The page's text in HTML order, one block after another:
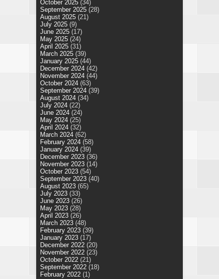
October 2025 (34)
September 2025 (28)
August 2025 (21)
July 2025 (9)
June 2025 (17)
May 2025 (24)
April 2025 (31)
March 2025 (39)
January 2025 (44)
December 2024 (42)
November 2024 (44)
October 2024 (63)
September 2024 (39)
August 2024 (34)
July 2024 (22)
June 2024 (24)
May 2024 (25)
April 2024 (32)
March 2024 (62)
February 2024 (58)
January 2024 (39)
December 2023 (36)
November 2023 (14)
October 2023 (54)
September 2023 (40)
August 2023 (65)
July 2023 (33)
June 2023 (26)
May 2023 (28)
April 2023 (26)
March 2023 (48)
February 2023 (39)
January 2023 (17)
December 2022 (20)
November 2022 (23)
October 2022 (21)
September 2022 (18)
February 2022 (1)